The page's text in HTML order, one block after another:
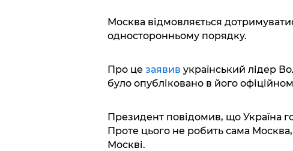
Москва відмовляється
односторонньому порядку.
Про це заявив український лідер
було опубліковано в його
Президент повідомив, що Україна
Проте цього не робить сама Москва,
Москві.